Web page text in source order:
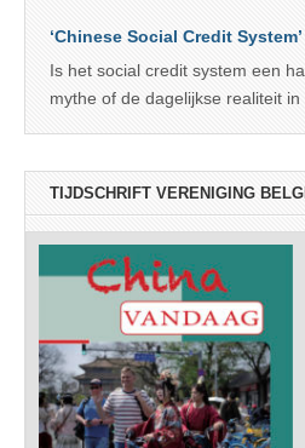
‘Chinese Social Credit System’
Is het social credit system een
mythe of de dagelijkse realiteit in
TIJDSCHRIFT VERENIGING